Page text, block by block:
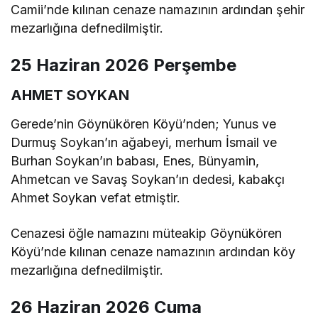
Camii’nde kılınan cenaze namazının ardından şehir
mezarlığına defnedilmiştir.
25 Haziran 2026 Perşembe
AHMET SOYKAN
Gerede’nin Göynükören Köyü’nden; Yunus ve
Durmuş Soykan’ın ağabeyi, merhum İsmail ve
Burhan Soykan’ın babası, Enes, Bünyamin,
Ahmetcan ve Savaş Soykan’ın dedesi, kabakçı
Ahmet Soykan vefat etmiştir.
Cenazesi öğle namazını müteakip Göynükören
Köyü’nde kılınan cenaze namazının ardından köy
mezarlığına defnedilmiştir.
26 Haziran 2026 Cuma